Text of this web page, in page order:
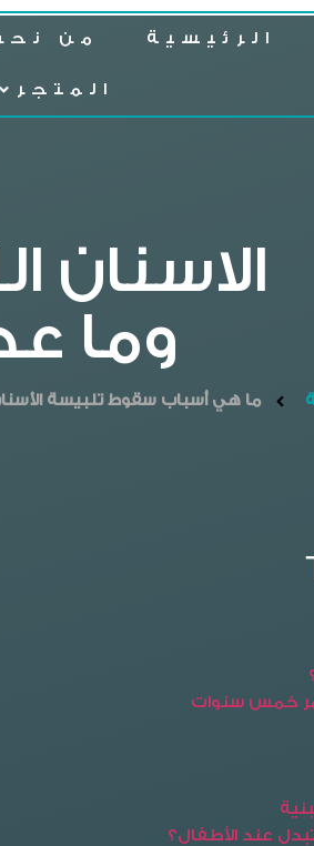
الرئيسية من
المتجر
الاسنان
وما
ما هي أسباب سقوط تلبيسة
خمس سنوات
عند الأطفال؟